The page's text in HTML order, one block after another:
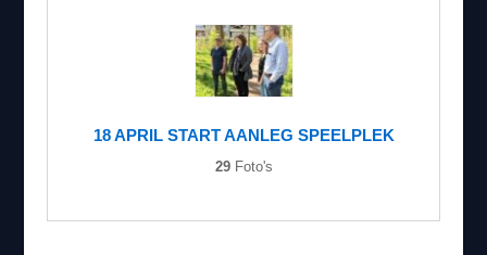
18 APRIL START AANLEG SPEELPLEK
29Foto's